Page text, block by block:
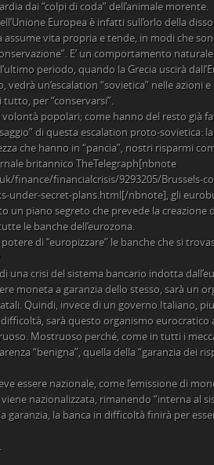
dai “colpi di coda” dell’animale morente.
Europea è infatti sull’orlo della
vita propria e tende, in modi che
E’ un comportamento
periodo, quando la Grecia uscirà
vedrà un’escalation “sovietica” nelle azioni
tutto, per “conservarsi”.
popolari; come hanno del resto già
di questa escalation proto-sovietica:
che hanno in “pancia”, nostri risparmi
britannico TheTelegraph[nbnote
finance/financialcrisis/9293205/Brussels-
under-secret-plans.html[/nbnote], gli
un piano segreto che prevede la creazione
le banche dell’eurozona.
di “europizzare” le banche che si
una crisi del sistema bancario indotta
moneta a garanzia dello stesso, sarà un
Quindi, invece di un governo Italiano,
sarà questo organismo eurocratico
Mostruoso perché, come in tutti i
“benigna”, quella della “garanzia dei
essere nazionale, come l’emissione di
nazionalizzata, rimanendo “interna al
garanzia, la banca in difficoltà finirà per